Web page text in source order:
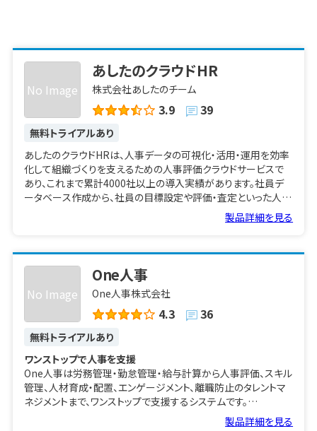
1on1ミーティングを効率化
1on1を頻繁に行う相手を一覧化できるので、前回いつ実施した
か、次回のスケジュールが設定されているのかすぐに分かるの
で、実施忘れを防げます。スケジュールの作成は、ユーザー選択
と日時、会議URLを指定するだけなので、スケジューリングの手
間を効率化できます。話したいことの事前共有も可能。1on1の会
話内容は共同編集機能を使って、同じ画面にメモし合うことがで
きます。これにより、会話の中での認識違いをなくし、適切な相互
理解を促します。
No Image
あしたのクラウドHR
株式会社あしたのチーム
3.9 39
無料トライアルあり
あしたのクラウドHRは、人事データの可視化・活用・運用を効率
化して組織づくりを支えるための人事評価クラウドサービスで
あり、これまで累計4000社以上の導入実績があります。社員デ
ータベース作成から、社員の目標設定や評価・査定といった人事
標添削機能」「評価者モニタリング機能」などの独自技術で人事
評価の課題解決を実現します。「給与シミュレーション機能」を用
いた評価と給与の適切な調整も可能です。
＜あしたのクラウドHRの特徴＞
現在の評価制度を再現可能
これまで4000社以上に導入され対応してきたカスタマイズ性の
高さが特長であり、自社の既存の評価制度をそのまま再現でき
ます。
人事評価業務の負担を軽減
あしたのクラウドHRは使いやすいインタフェースを備え、データ
集計・期日管理・給与通知を始めとする評価業務を自動化。人事
製品詳細を見る
No Image
One人事
One人事株式会社
4.3 36
無料トライアルあり
ワンストップで人事を支援
One人事は労務管理・勤怠管理・給与計算から人事評価、スキル
管理、人材育成・配置、エンゲージメント、離職防止のタレントマ
ネジメントまで、ワンストップで支援するシステムです。
製品詳細を見る